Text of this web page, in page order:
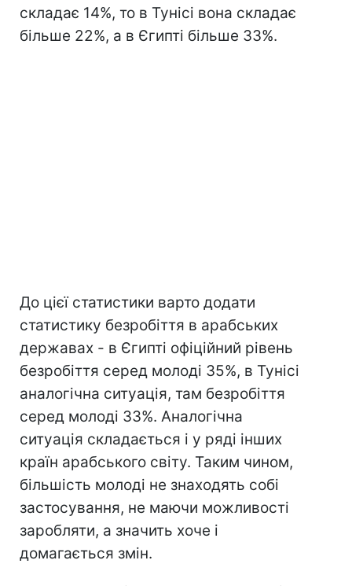
складає 14%, то в Тунісі вона складає
більше 22%, а в Єгипті більше 33%.
До цієї статистики варто додати
статистику безробіття в арабських
державах - в Єгипті офіційний рівень
безробіття серед молоді 35%, в Тунісі
аналогічна ситуація, там безробіття
серед молоді 33%. Аналогічна
ситуація складається і у ряді інших
країн арабського світу. Таким чином,
більшість молоді не знаходять собі
застосування, не маючи можливості
заробляти, а значить хоче і
домагається змін.